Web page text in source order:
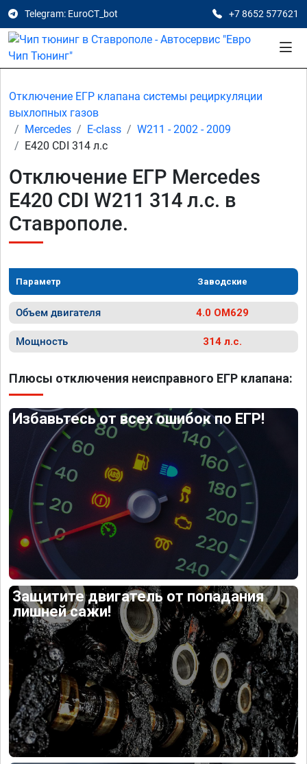
Telegram: EuroCT_bot +7 8652 577621
Отключение ЕГР клапана системы рециркуляции
выхлопных газов
Mercedes
E-class
W211 - 2002 - 2009
E420 CDI 314 л.с
Отключение ЕГР Mercedes
E420 CDI W211 314 л.с. в
Ставрополе.
Параметр Заводские
Объем двигателя 4.0 OM629
Мощность 314 л.с.
Плюсы отключения неисправного ЕГР клапана:
Избавьтесь от всех ошибок по ЕГР!
Защитите двигатель от попадания
лишней сажи!